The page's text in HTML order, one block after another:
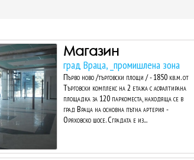
Магазин
град Враца, _промишлена зона
Първо ново /търговски площи / - 1850 кв.м. от
Търговски комплекс на 2 етажа с асфалтирана
площадка за 120 паркоместа, находяща се в
град Враца на основна пътна артерия -
Оряховско шосе. Сградата е из...